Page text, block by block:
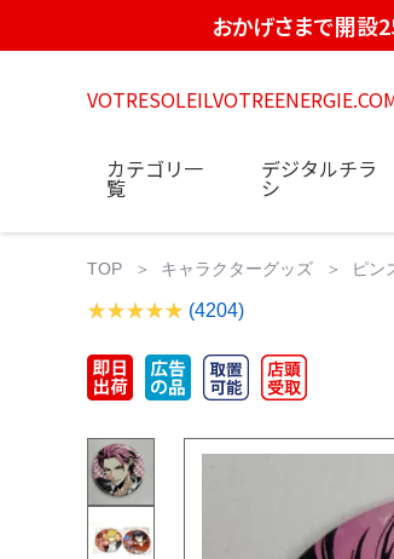
おかげさまで開設
カテゴリ一
覧
デジタルチラ
シ
TOP キャラクターグッズ ピン
(4204)